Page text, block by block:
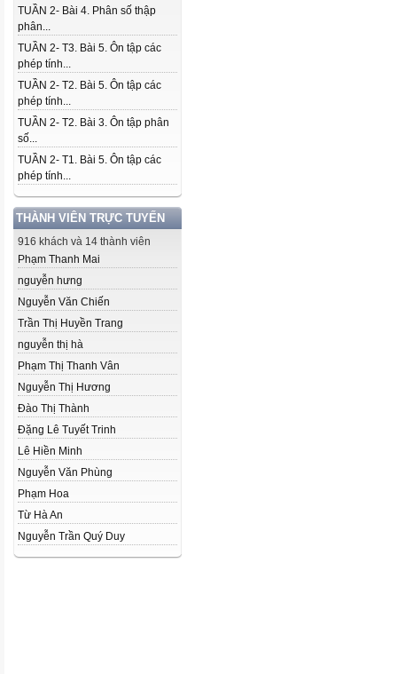
TUẦN 2- Bài 4. Phân số thập
phân...
TUẦN 2- T3. Bài 5. Ôn tập các
phép tính...
TUẦN 2- T2. Bài 5. Ôn tập các
phép tính...
TUẦN 2- T2. Bài 3. Ôn tập phân
số...
TUẦN 2- T1. Bài 5. Ôn tập các
phép tính...
THÀNH VIÊN TRỰC TUYẾN
916 khách và 14 thành viên
Phạm Thanh Mai
nguyễn hưng
Nguyễn Văn Chiến
Trần Thị Huyền Trang
nguyễn thị hà
Phạm Thị Thanh Vân
Nguyễn Thị Hương
Đào Thị Thành
Đặng Lê Tuyết Trinh
Lê Hiền Minh
Nguyễn Văn Phùng
Phạm Hoa
Từ Hà An
Nguyễn Trần Quý Duy